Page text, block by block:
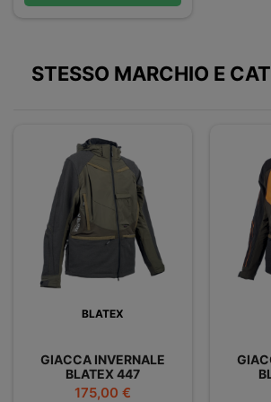
STESSO MARCHIO E
BLATEX
GIACCA INVERNALE
BLATEX 447
Prezzo
175,00 €